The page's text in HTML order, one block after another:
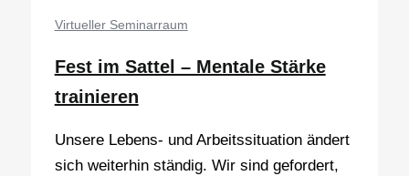
…
Virtueller Seminarraum
Fest im Sattel – Mentale Stärke
trainieren
Unsere Lebens- und Arbeitssituation ändert
sich weiterhin ständig. Wir sind gefordert,